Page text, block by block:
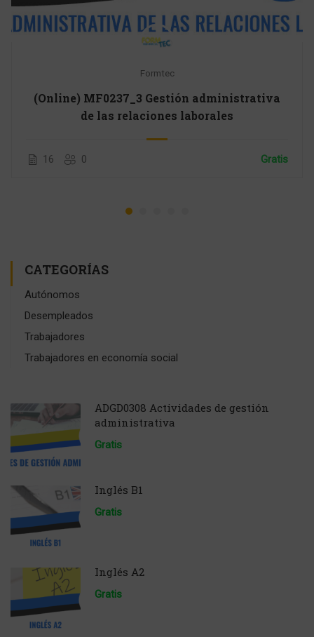
Formtec
(Online) MF0237_3 Gestión administrativa
de las relaciones laborales
16 0 Gratis
CATEGORÍAS
Autónomos
Desempleados
Trabajadores
Trabajadores en economía social
ADGD0308 Actividades de gestión
administrativa
Gratis
Inglés B1
Gratis
Inglés A2
Gratis